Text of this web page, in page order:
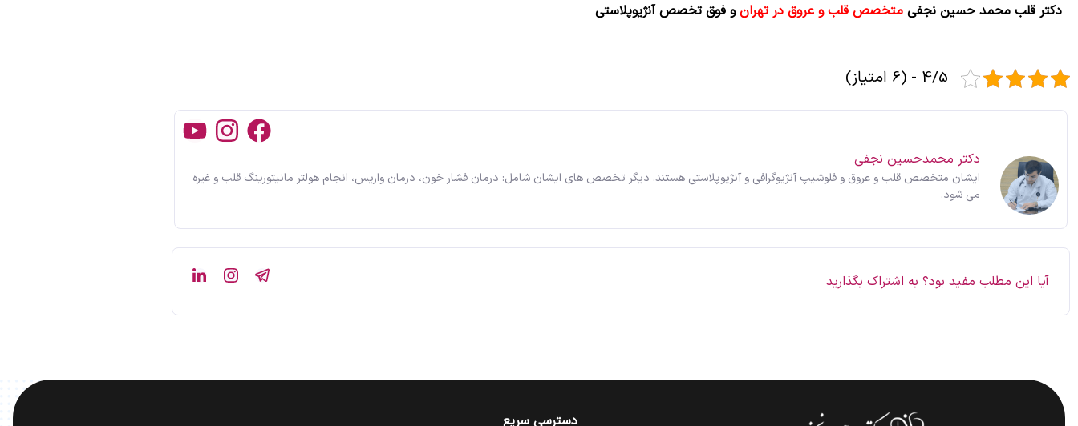
دکتر قلب محمد حسین نجفی متخصص قلب و عروق در تهرانو فوق تخصص آنژیوپلاستی
4/5 - (6 امتیاز)
دکتر محمدحسین نجفی
ایشان متخصص قلب و عروق و فلوشیپ آنژیوگرافی و آنژیوپلاستی هستند. دیگر تخصص های ایشان شامل: درمان فشار خون، درمان واریس، انجام هولتر مانیتورینگ قلب و غیره
می شود.
آیا این مطلب مفید بود؟ به اشتراک بگذارید
دسترسی سریع